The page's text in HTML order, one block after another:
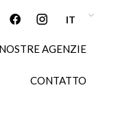
IT
AGENZIE
CONTATTO